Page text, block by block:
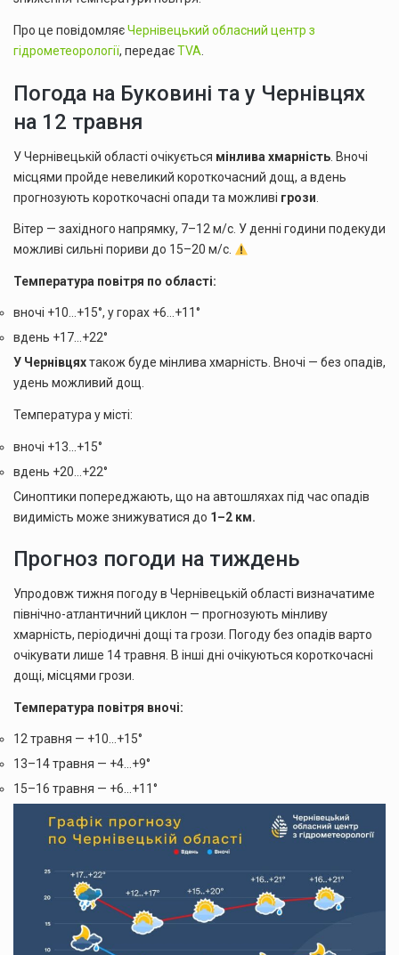
Про це повідомляєЧернівецький обласний центр з
гідрометеорології, передаєTVA
Погода на Буковині та у Чернівцях
на 12 травня
У Чернівецькій області очікується мінлива хмарність . Вночі
місцями пройде невеликий короткочасний дощ, а вдень
прогнозують короткочасні опади та можливі грози
Вітер — західного напрямку, 7–12 м/с. У денні години подекуди
можливі сильні пориви до 15–20 м/с.
Температура повітря по області:
вночі +10…+15°, у горах +6…+11°
вдень +17…+22°
У Чернівцяхтакож буде мінлива хмарність. Вночі — без опадів,
удень можливий дощ.
Температура у місті:
вночі +13…+15°
вдень +20…+22°
Синоптики попереджають, що на автошляхах під час опадів
видимість може знижуватися до 1–2 км.
Прогноз погоди на тиждень
Упродовж тижня погоду в Чернівецькій області визначатиме
північно-атлантичний циклон — прогнозують мінливу
хмарність, періодичні дощі та грози. Погоду без опадів варто
очікувати лише 14 травня. В інші дні очікуються короткочасні
дощі, місцями грози.
Температура повітря вночі:
12 травня — +10…+15°
13–14 травня — +4…+9°
15–16 травня — +6…+11°